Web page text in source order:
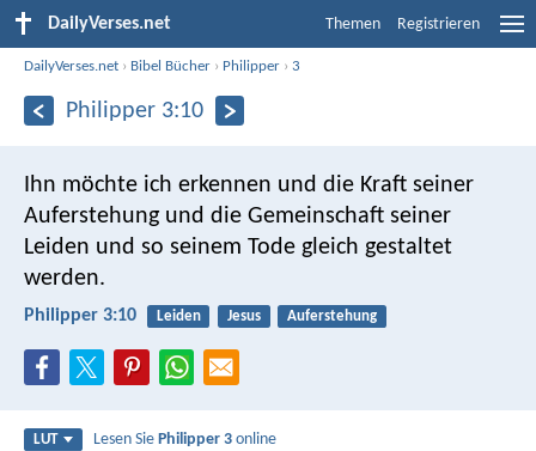
DailyVerses.net Themen Registrieren
DailyVerses.net › Bibel Bücher › Philipper ›3
Philipper 3:10
Ihn möchte ich erkennen und die Kraft seiner
Auferstehung und die Gemeinschaft seiner
Leiden und so seinem Tode gleich gestaltet
werden.
Philipper 3:10 Leiden Jesus Auferstehung
LUT Lesen SiePhilipper 3 online